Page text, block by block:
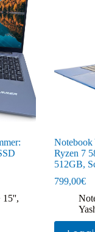
15'',
Notebook
Ryzen 7
512GB,
799,00€